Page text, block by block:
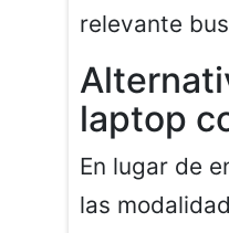
relevante
laptop
En lugar de
las